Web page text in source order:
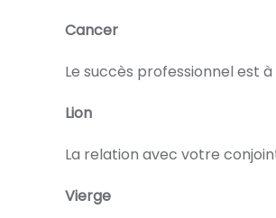
Cancer
Le succès professionnel est
Lion
La relation avec votre
Vierge